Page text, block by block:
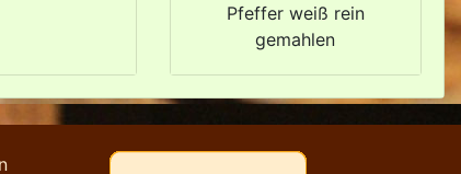
Pfeffer weiß rein
gemahlen